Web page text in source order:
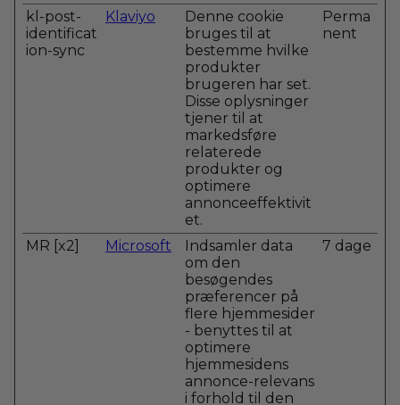
kl-post-
identificat
ion-sync
Klaviyo
Denne cookie
bruges til at
bestemme hvilke
produkter
brugeren har set.
Disse oplysninger
tjener til at
markedsføre
relaterede
produkter og
optimere
annonceeffektivit
et.
Perma
nent
MR [x2] Microsoft
Indsamler data
om den
besøgendes
præferencer på
flere hjemmesider
- benyttes til at
optimere
hjemmesidens
annonce-relevans
i forhold til den
7 dage